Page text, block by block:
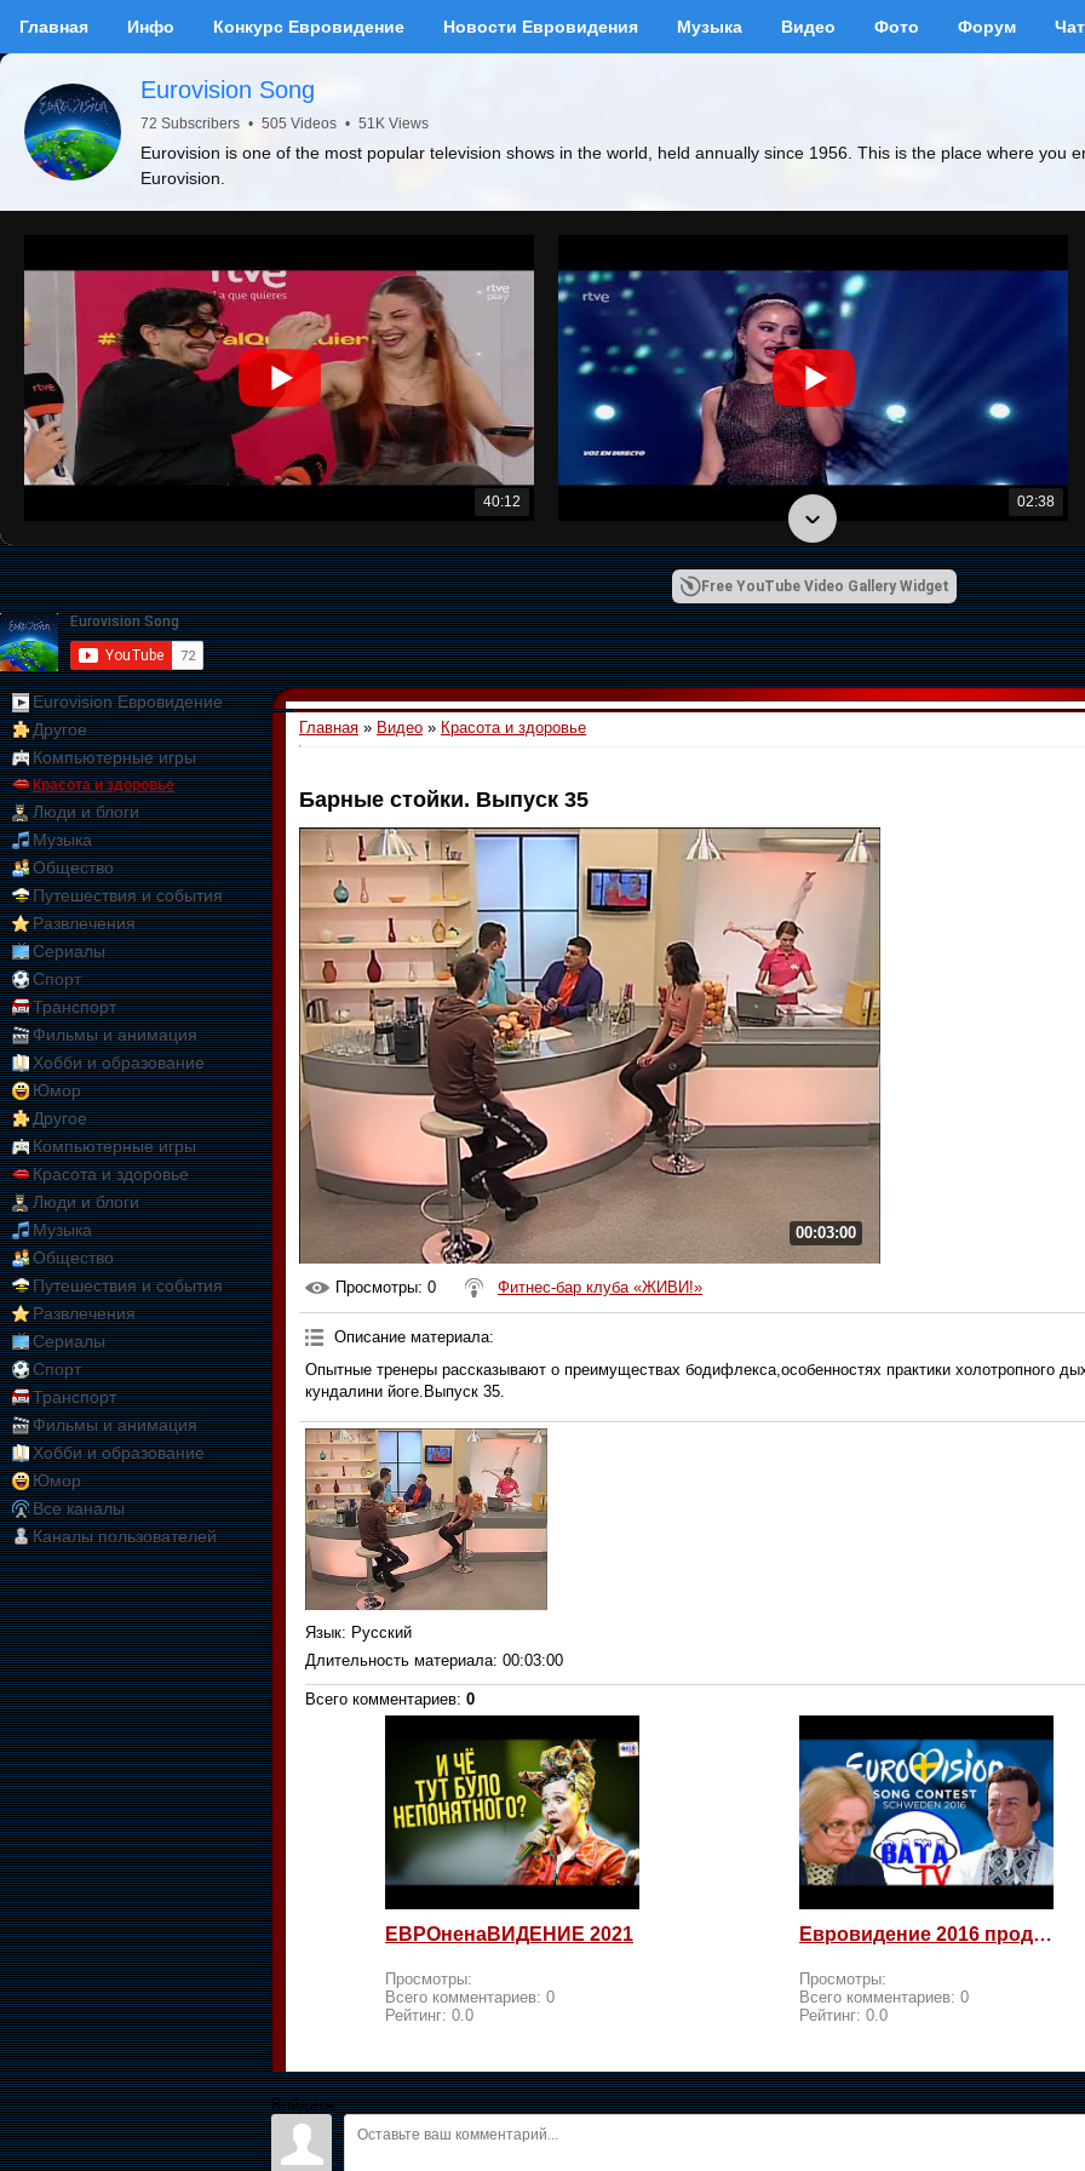
Главная Инфо Конкурс Евровидение Новости Евровидения Музыка Видео Фото Форум Чат
Eurovision Song
72 Subscribers • 505 Videos • 51K Views
Eurovision is one of the most popular television shows in the world, held annually since 1956. This is the place where you
Eurovision.
40:12 02:38
01:09:10
Free YouTube Video Gallery Widget
Eurovision Евровидение
Другое
Компьютерные игры
Красота и здоровье
Люди и блоги
Музыка
Общество
Путешествия и события
Развлечения
Сериалы
Спорт
Транспорт
Фильмы и анимация
Хобби и образование
Юмор
Другое
Компьютерные игры
Красота и здоровье
Люди и блоги
Музыка
Общество
Путешествия и события
Развлечения
Сериалы
Спорт
Транспорт
Фильмы и анимация
Хобби и образование
Юмор
Все каналы
Каналы пользователей
Главная » Видео » Красота и здоровье
Барные стойки. Выпуск 35
00:03:00
Просмотры: 0 Фитнес-бар клуба «ЖИВИ!»
Описание материала:
Опытные тренеры рассказывают о преимуществах бодифлекса,особенностях практики холотропного
кундалини йоге.Выпуск 35.
Язык: Русский
Длительность материала: 00:03:00
Всего комментариев: 0
ЕВРОненаВИДЕНИЕ 2021
Просмотры:
Всего комментариев: 0
Рейтинг: 0.0
Евровидение 2016 продолжается! Россия возмущается и посылает
Просмотры:
Всего комментариев: 0
Рейтинг: 0.0
Войдите: